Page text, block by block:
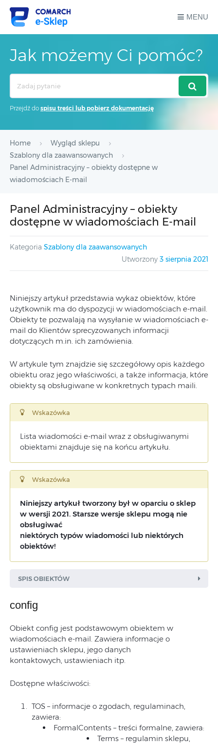
MENU
Jak możemy Ci pomóc?
Przejdź do spisu treści lub pobierz dokumentację
Home
Wygląd sklepu
Szablony dla zaawansowanych
Panel Administracyjny – obiekty dostępne w
wiadomościach E-mail
Panel Administracyjny – obiekty
dostępne w wiadomościach E-mail
Kategoria Szablony dla zaawansowanych
Utworzony 3 sierpnia 2021
Niniejszy artykuł przedstawia wykaz obiektów, które
użytkownik ma do dyspozycji w wiadomościach e-mail.
Obiekty te pozwalają na wysyłanie w wiadomościach e-
mail do Klientów sprecyzowanych informacji
dotyczących m.in. ich zamówienia.
W artykule tym znajdzie się szczegółowy opis każdego
obiektu oraz jego właściwości, a także informacja, które
obiekty są obsługiwane w konkretnych typach maili.
Wskazówka
Lista wiadomości e-mail wraz z obsługiwanymi
obiektami znajduje się na końcu artykułu.
Wskazówka
Niniejszy artykuł tworzony był w oparciu o sklep
w wersji 2021. Starsze wersje sklepu mogą nie
obsługiwać
niektórych typów wiadomości lub niektórych
obiektów!
SPIS OBIEKTÓW
config
Obiekt config jest podstawowym obiektem w
wiadomościach e-mail. Zawiera informacje o
ustawieniach sklepu, jego danych
kontaktowych, ustawieniach itp.
Dostępne właściwości:
TOS – informacje o zgodach, regulaminach,
zawiera:
FormalContents – treści formalne, zawiera:
Terms – regulamin sklepu,